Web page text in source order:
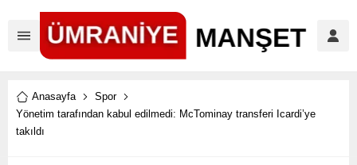
Anasayfa
Spor
Yönetim tarafından kabul edilmedi: McTominay transferi Icardi’ye
takıldı